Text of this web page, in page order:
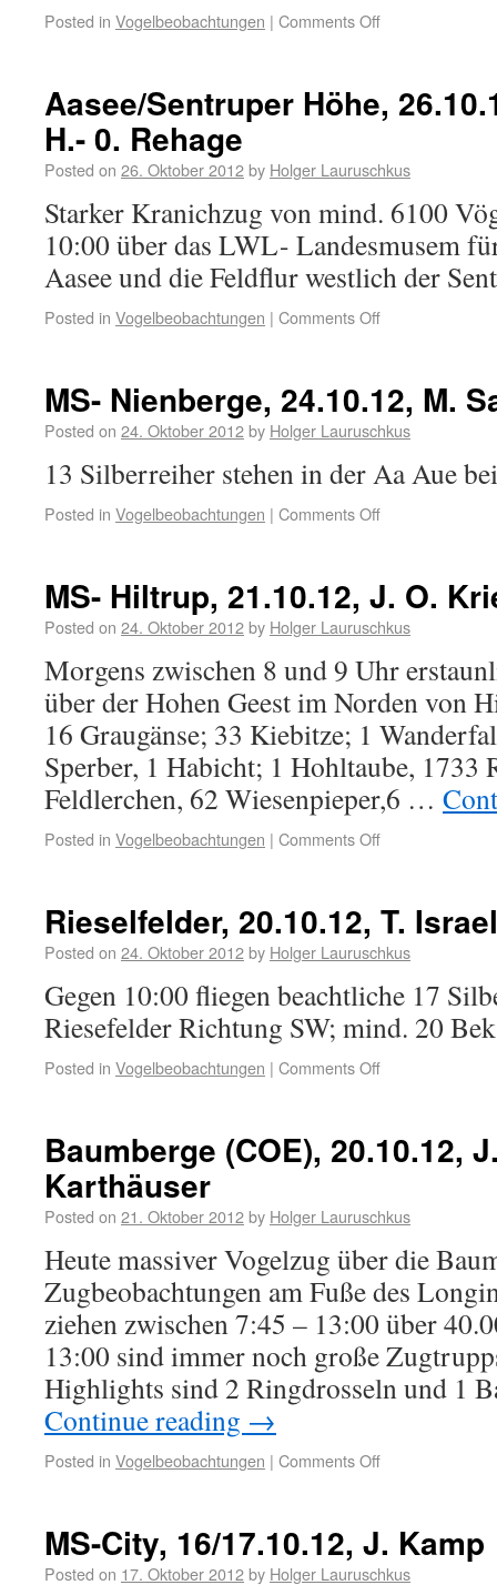
Posted in Vogelbeobachtungen | Comments Off
Aasee/Sentruper Höhe,
H.- 0. Rehage
Posted on 26. Oktober 2012by Holger Lauruschkus
Starker Kranichzug von mind. 6100
10:00 über das LWL- Landesmusem
Aasee und die Feldflur westlich der
Posted in Vogelbeobachtungen | Comments Off
MS- Nienberge, 24.10.12, M.
Posted on 24. Oktober 2012by Holger Lauruschkus
13 Silberreiher stehen in der Aa Aue
Posted in Vogelbeobachtungen | Comments Off
MS- Hiltrup, 21.10.12, J. O.
Posted on 24. Oktober 2012by Holger Lauruschkus
Morgens zwischen 8 und 9 Uhr
über der Hohen Geest im Norden von
16 Graugänse; 33 Kiebitze; 1
Sperber, 1 Habicht; 1 Hohltaube, 1733
Feldlerchen, 62 Wiesenpieper,6 …
Posted in Vogelbeobachtungen | Comments Off
Rieselfelder, 20.10.12, T. Israel
Posted on 24. Oktober 2012by Holger Lauruschkus
Gegen 10:00 fliegen beachtliche 17
Riesefelder Richtung SW; mind. 20
Posted in Vogelbeobachtungen | Comments Off
Baumberge (COE), 20.10.12,
Karthäuser
Posted on 21. Oktober 2012by Holger Lauruschkus
Heute massiver Vogelzug über die
Zugbeobachtungen am Fuße des
ziehen zwischen 7:45 – 13:00 über
13:00 sind immer noch große
Highlights sind 2 Ringdrosseln und 1
Continue reading →
Posted in Vogelbeobachtungen | Comments Off
MS-City, 16/17.10.12, J. Kamp
Posted on 17. Oktober 2012by Holger Lauruschkus